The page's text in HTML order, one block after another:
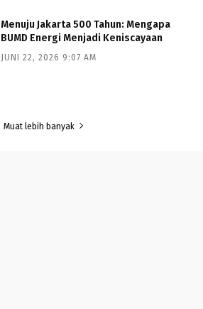
Menuju Jakarta 500 Tahun: Mengapa
BUMD Energi Menjadi Keniscayaan
JUNI 22, 2026 9:07 AM
Muat lebih banyak